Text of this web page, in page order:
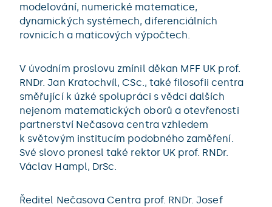
modelování, numerické matematice,
dynamických systémech, diferenciálních
rovnicích a maticových výpočtech.
V úvodním proslovu zmínil děkan MFF UK prof.
RNDr. Jan Kratochvíl, CSc., také filosofii centra
směřující k úzké spolupráci s vědci dalších
nejenom matematických oborů a otevřenosti
partnerství Nečasova centra vzhledem
k světovým institucím podobného zaměření.
Své slovo pronesl také rektor UK prof. RNDr.
Václav Hampl, DrSc.
Ředitel Nečasova Centra prof. RNDr. Josef